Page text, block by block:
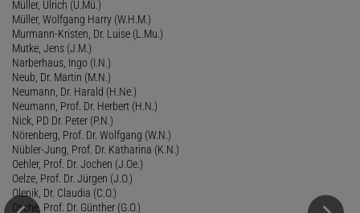
Müller, Ulrich (U.Mü.)
Müller, Wolfgang Harry (W.H.M.)
Murmann-Kristen, Dr. Luise (L.Mu.)
Mutke, Jens (J.M.)
Narberhaus, Ingo (I.N.)
Neub, Dr. Martin (M.N.)
Neumann, Dr. Harald (H.Ne.)
Neumann, Prof. Dr. Herbert (H.N.)
Nick, PD Dr. Peter (P.N.)
Nörenberg, Prof. Dr. Wolfgang (W.N.)
Nübler-Jung, Prof. Dr. Katharina (K.N.)
Oehler, Prof. Dr. Jochen (J.Oe.)
Oelze, Prof. Dr. Jürgen (J.O.)
Olenik, Dr. Claudia (C.O.)
Osche, Prof. Dr. Günther (G.O.)